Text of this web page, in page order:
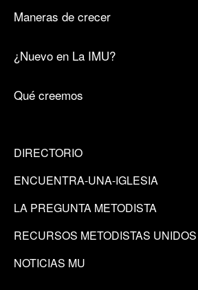
Maneras de crecer
¿Nuevo en La IMU?
Qué creemos
DIRECTORIO
ENCUENTRA-UNA-IGLESIA
LA PREGUNTA METODISTA
RECURSOS METODISTAS UNIDOS
NOTICIAS MU